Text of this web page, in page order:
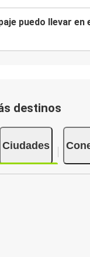
puedo llevar en
destinos
Ciudades